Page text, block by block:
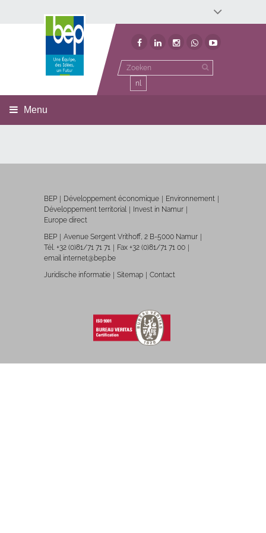
Développement économique
Développement territorial
nl
Menu
BEP Développement économique
Environnement
Développement territorial
Invest in Namur
Europe direct
BEP
Avenue Sergent Vrithoff, 2 B-5000 Namur
Tél. +32 (0)81/71 71 71
Fax +32 (0)81/71 71 00
email internet@bep.be
Juridische informatie
Sitemap Contact